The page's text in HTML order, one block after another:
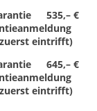
535,– €
zuerst eintrifft)
645,– €
zuerst eintrifft)